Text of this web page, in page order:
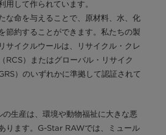
用して作られています。
な命を与えることで、原材料、水、化
節約することができます。私たちの製
サイクルウールは、リサイクル・クレ
RCS）またはグローバル・リサイク
）のいずれかに準拠して認証されて
の生産は、環境や動物福祉に大きな悪
ります。G-Star RAWでは、ミュール